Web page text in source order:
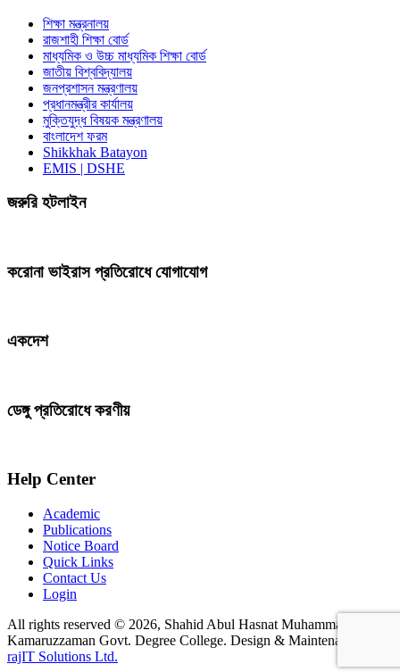
শিক্ষা মন্ত্রনালয়
রাজশাহী শিক্ষা বোর্ড
মাধ্যমিক ও উচ্চ মাধ্যমিক শিক্ষা বোর্ড
জাতীয় বিশ্ববিদ্যালয়
জনপ্রশাসন মন্ত্রণালয়
প্রধানমন্ত্রীর কার্যালয়
মুক্তিযুদ্ধ বিষয়ক মন্ত্রণালয়
বাংলাদেশ ফরম
Shikkhak Batayon
EMIS | DSHE
জরুরি হটলাইন
করোনা ভাইরাস প্রতিরোধে যোগাযোগ
একদেশ
ডেঙ্গু প্রতিরোধে করণীয়
Help Center
Academic
Publications
Notice Board
Quick Links
Contact Us
Login
All rights reserved © 2026, Shahid Abul Hasnat Muhammad
Kamaruzzaman Govt. Degree College. Design & Maintenance by
rajIT Solutions Ltd.